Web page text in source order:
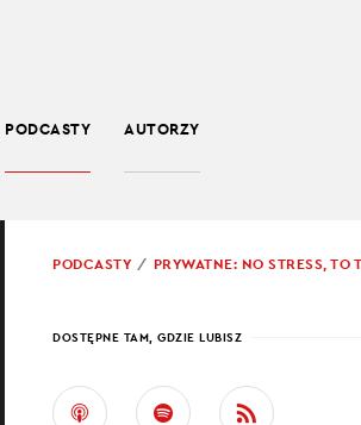
PODCASTY AUTORZY
PROWADZĄCY:
PODCASTY
PRYWATNE: NO STRESS, TO
DOSTĘPNE TAM, GDZIE LUBISZ